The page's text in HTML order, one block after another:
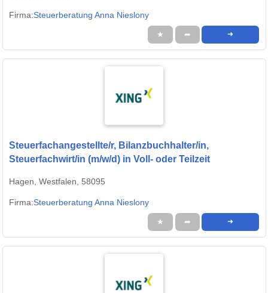
Firma:Steuerberatung Anna Nieslony
★ ➦ ➜
Steuerfachangestellte/r, Bilanzbuchhalter/in,
Steuerfachwirt/in (m/w/d) in Voll- oder Teilzeit
Hagen, Westfalen, 58095
Firma:Steuerberatung Anna Nieslony
★ ➦ ➜